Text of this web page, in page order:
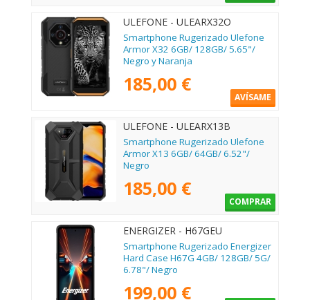
ULEFONE - ULEARX32O
Smartphone Rugerizado Ulefone
Armor X32 6GB/ 128GB/ 5.65"/
Negro y Naranja
185,00 €
AVÍSAME
ULEFONE - ULEARX13B
Smartphone Rugerizado Ulefone
Armor X13 6GB/ 64GB/ 6.52"/
Negro
185,00 €
COMPRAR
ENERGIZER - H67GEU
Smartphone Rugerizado Energizer
Hard Case H67G 4GB/ 128GB/ 5G/
6.78"/ Negro
199,00 €